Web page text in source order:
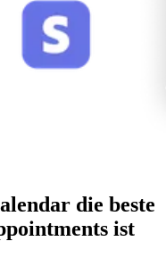
die beste
ist